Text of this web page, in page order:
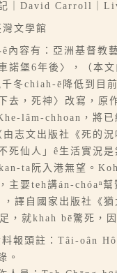
｜David Carroll｜
灣文學館
內容有：亞洲基督教
諾堡6年後〉，（本
冬chiah-ē降低到目
去，死神〉改寫，
lâm-chhoan，將
由志文出版社《死的
死仙人」ê生活實況
ta阮入港無望。
主要teh講án-chóaⁿ
，譯自國家出版社《
，就khah bē驚死
料報頭註：Tâi-oân
。